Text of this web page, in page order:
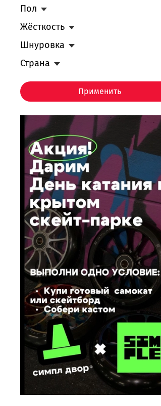
Пол
Жёсткость
Шнуровка
Страна
Применить